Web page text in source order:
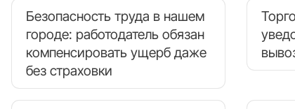
Безопасность труда в нашем
городе: работодатель обязан
компенсировать ущерб даже
без страховки